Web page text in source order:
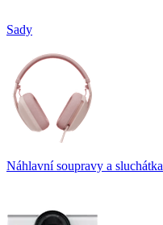
Sady
Náhlavní soupravy a sluchátka